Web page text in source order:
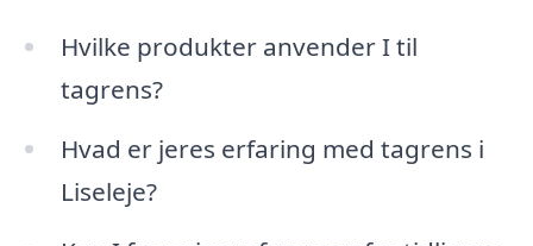
Hvilke produkter anvender I til
tagrens?
Hvad er jeres erfaring med tagrens i
Liseleje?